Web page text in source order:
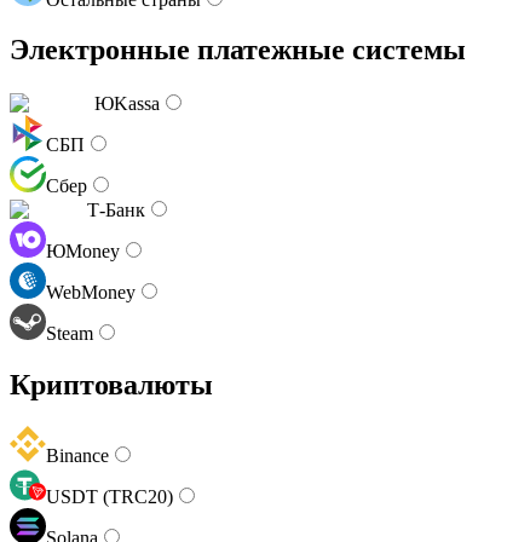
Электронные платежные системы
ЮKassa
СБП
Сбер
Т-Банк
ЮMoney
WebMoney
Steam
Криптовалюты
Binance
USDT (TRC20)